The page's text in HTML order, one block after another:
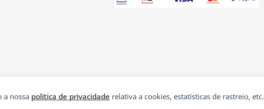
a nossa política de privacidade relativa a cookies, estatísticas de rastreio, etc.
© 2026 Paramentaria | Desenvolvido porPing®